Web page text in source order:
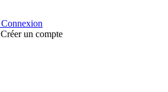
Connexion
Créer un compte